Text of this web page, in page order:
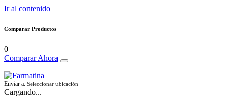
Ir al contenido
Comparar Productos
0
Comparar Ahora
Enviar a: Seleccionar ubicación
Cargando...